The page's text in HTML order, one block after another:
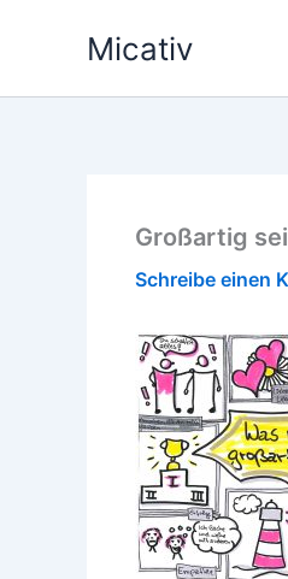
Micativ
Großartig
Schreibe einen